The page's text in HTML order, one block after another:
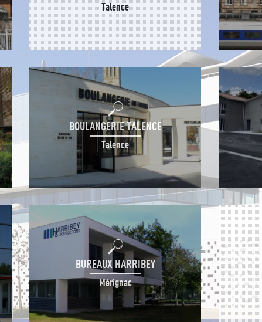
Talence
BOULANGERIE TALENCE
Talence
BUREAUX HARRIBEY
Mérignac